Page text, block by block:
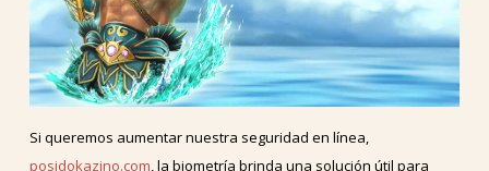
Si queremos aumentar nuestra seguridad en línea,
posidokazino.com, la biometría brinda una solución útil para